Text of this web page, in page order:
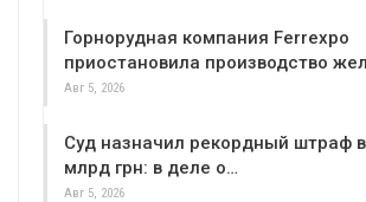
Горнорудная компания Ferrexpo
приостановила производство
Авг 5, 2026
Суд назначил рекордный штраф
млрд грн: в деле о…
Авг 5, 2026